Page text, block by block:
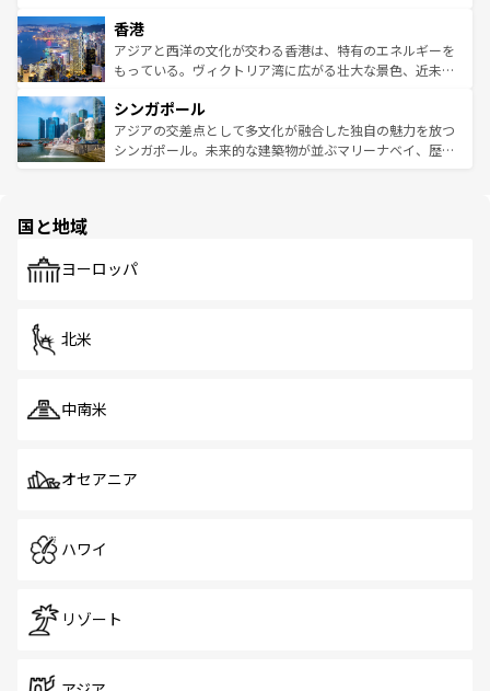
とつ。フォーやバインミー、ベトナムコーヒーなどは、ぜ
ひ現地で味わいたい。どの地域を訪れてもあたたかい人々
が旅行者を迎えてくれるので、きっと忘れられない旅にな
参照してほしい。
の活気が交差している。北部ではチェンマイなどの山岳地
帯で自然と触れ合い、南部ではプーケットやクラビの美し
いビーチでリゾート気分を楽しむことができる。タイ料理
激する。気候は一年中温暖で、どの季節にも異なる楽しみ
が待っている。親しみやすいタイの人々、仏教を中心とし
た文化、そして多様な観光資源が、訪れる旅人を魅了し続
香港
アジアと西洋の文化が交わる香港は、特有のエネルギーを
もっている。ヴィクトリア湾に広がる壮大な景色、近未来
み、どこを訪れても感動するはず。観光スポットが密集し
ており、効率よく見どころを回れるのも魅力。息をのむよ
うな絶景から文化的な体験まで、香港を存分に楽しみ尽く
シンガポール
アジアの交差点として多文化が融合した独自の魅力を放つ
シンガポール。未来的な建築物が並ぶマリーナベイ、歴史
で、ホーカーズは地元の風情を楽しめる外せないスポット
国と地域
ヨーロッパ
北米
中南米
オセアニア
ハワイ
リゾート